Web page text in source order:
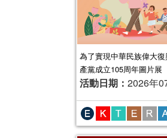
為了實現中華民族偉大
產黨成立105周年圖片展
活動日期： 2026年